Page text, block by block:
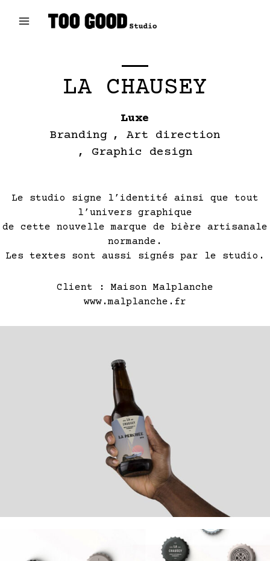
contenu
LA CHAUSEY
Luxe
Branding
Art direction
Graphic design
Le studio signe l’identité ainsi que tout
l’univers graphique
de cette nouvelle marque de bière artisanale
normande.
Les textes sont aussi signés par le studio.
Client : Maison Malplanche
www.malplanche.fr